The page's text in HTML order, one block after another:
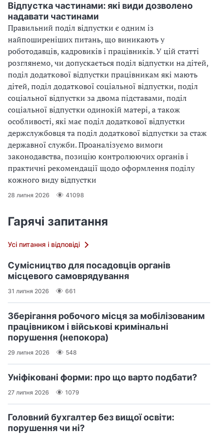
Відпустка частинами: які види дозволено
надавати частинами
Правильний поділ відпустки є одним із
найпоширеніших питань, що виникають у
роботодавців, кадровиків і працівників. У цій статті
розглянемо, чи допускається поділ відпустки на дітей,
поділ додаткової відпустки працівникам які мають
дітей, поділ додаткової соціальної відпустки, поділ
соціальної відпустки за двома підставами, поділ
соціальної відпустки одинокій матері, а також
особливості, які має поділ додаткової відпустки
держслужбовця та поділ додаткової відпустки за стаж
державної служби. Проаналізуємо вимоги
законодавства, позицію контролюючих органів і
практичні рекомендації щодо оформлення поділу
кожного виду відпустки
28 липня 2026 41098
Гарячі запитання
Усі питання і відповіді
Сумісництво для посадовців органів
місцевого самоврядування
31 липня 2026 661
Зберігання робочого місця за мобілізованим
працівником і військові кримінальні
порушення (непокора)
29 липня 2026 548
Уніфіковані форми: про що варто подбати?
27 липня 2026 1079
Головний бухгалтер без вищої освіти:
порушення чи ні?